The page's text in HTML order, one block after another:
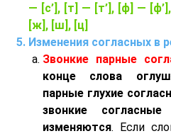
— [с’], [т] — [т’], [ф] — [ф’],
[ж], [ш], [ц]
Изменения согласных в
Звонкие парные
конце слова
парные глухие
звонкие согласные
изменяются. Если